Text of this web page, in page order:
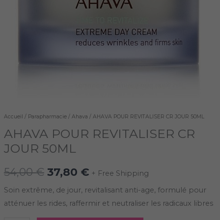
Accueil / Parapharmacie/ Ahava / AHAVA POUR REVITALISER CR JOUR 50ML
AHAVA POUR REVITALISER CR
JOUR 50ML
54,00€ 37,80 € + Free Shipping
Soin extrême, de jour, revitalisant anti-age, formulé pour
atténuer les rides, raffermir et neutraliser les radicaux libres